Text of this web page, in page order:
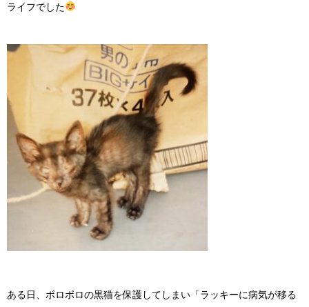
ライフでした
ある日、ボロボロの黒猫を保護してしまい「ラッキーに病気が移る